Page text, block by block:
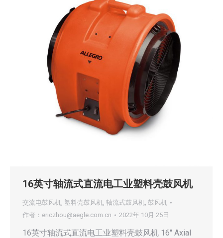
16英寸轴流式直流电工业塑料壳鼓风机
交流电鼓风机, 塑料壳鼓风机, 轴流式鼓风机, 鼓风机
作者： ericzhou@aegle.com.cn 2022年 10月 25日
16英寸轴流式直流电工业塑料壳鼓风机 16″ Axial